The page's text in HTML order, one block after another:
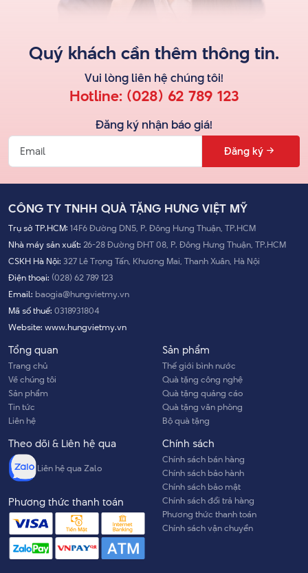
Quý khách cần thêm thông tin.
Vui lòng liên hệ chúng tôi!
Hotline: (028) 62 789 123
Đăng ký nhận báo giá!
Đăng ký
CÔNG TY TNHH QUÀ TẶNG HƯNG VIỆT MỸ
Trụ sở TP.HCM: 14F6 Đường DN5, P. Đông Hưng Thuận, TP.HCM
Nhà máy sản xuất: 26-28 Đường ĐHT 08, P. Đông Hưng Thuận, TP.HCM
CSKH Hà Nội: 327 Lê Trọng Tấn, Khương Mai, Thanh Xuân, Hà Nội
Điện thoại: (028) 62 789 123
Email: baogia@hungvietmy.vn
Mã số thuế: 0318931804
Website: www.hungvietmy.vn
Tổng quan
Trang chủ
Về chúng tôi
Sản phẩm
Tin tức
Liên hệ
Sản phẩm
Thế giới bình nước
Quà tặng công nghệ
Quà tặng quảng cáo
Quà tặng văn phòng
Bộ quà tặng
Chính sách
Chính sách bán hàng
Chính sách bảo hành
Chính sách bảo mật
Chính sách đổi trả hàng
Phương thức thanh toán
Chính sách vận chuyển
Theo dõi & Liên hệ qua
Liên hệ qua Zalo
Phương thức thanh toán